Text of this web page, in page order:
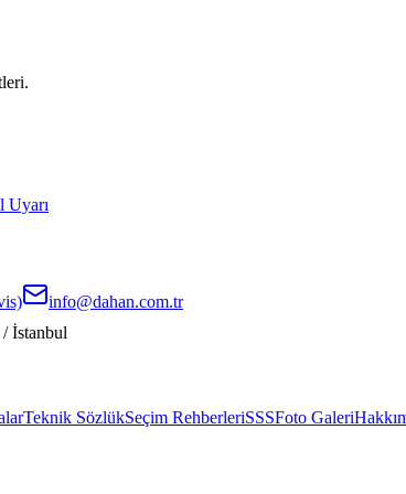
Uyarı
info@dahan.com.tr
İstanbul
Teknik SözlükSeçim RehberleriSSSFoto Galeri